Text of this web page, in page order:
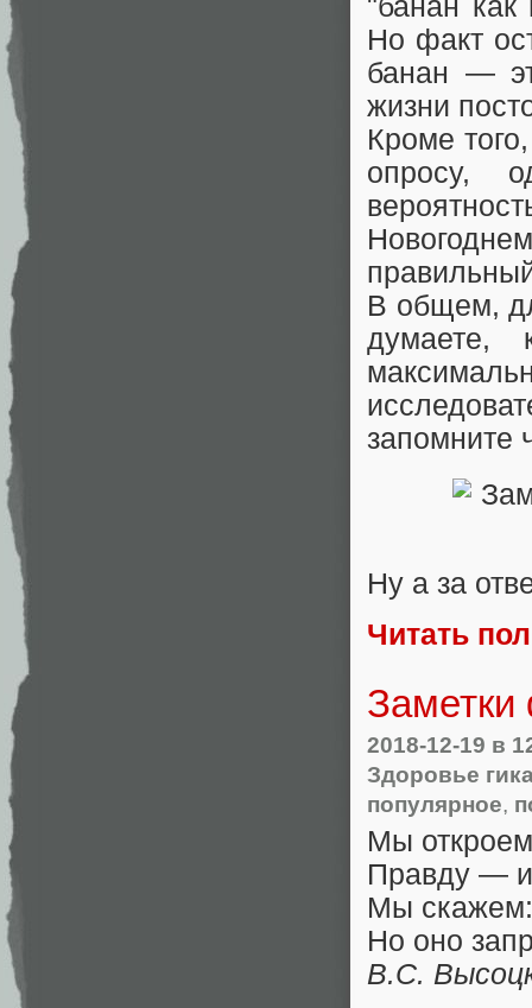
Но факт
банан —
жизни
Кроме
опросу,
В общем,
думаете,
запомните
Ну а за
Читать
2018-12-19 в
Здоровье
популярное,
Мы
Правду —
Мы
Но оно
В.С.